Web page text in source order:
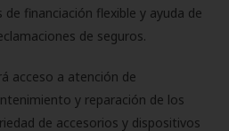
financiación flexible y ayuda de
de seguros.
acceso a atención de
y reparación de los
de accesorios y dispositivos